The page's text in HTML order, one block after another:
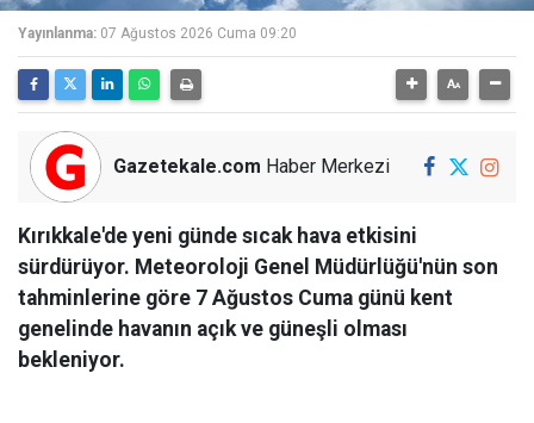
Yayınlanma: 07 Ağustos 2026 Cuma 09:20
Gazetekale.com Haber Merkezi
Kırıkkale'de yeni günde sıcak hava etkisini
sürdürüyor. Meteoroloji Genel Müdürlüğü'nün son
tahminlerine göre 7 Ağustos Cuma günü kent
genelinde havanın açık ve güneşli olması
bekleniyor.